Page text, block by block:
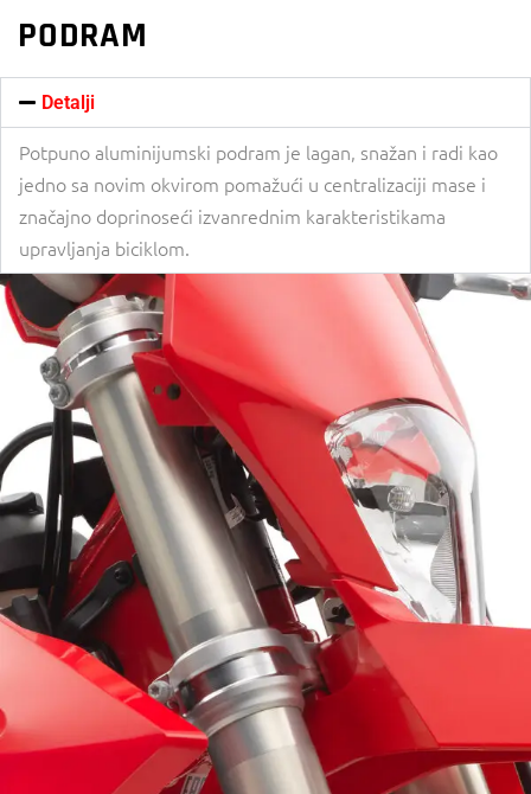
PODRAM
Detalji
Potpuno aluminijumski podram je lagan, snažan i radi kao
jedno sa novim okvirom pomažući u centralizaciji mase i
značajno doprinoseći izvanrednim karakteristikama
upravljanja biciklom.